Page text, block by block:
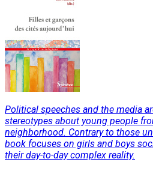
Political speeches and the media
stereotypes about young people
neighborhood. Contrary to those
book focuses on girls and boys
their day-to-day complex reality.